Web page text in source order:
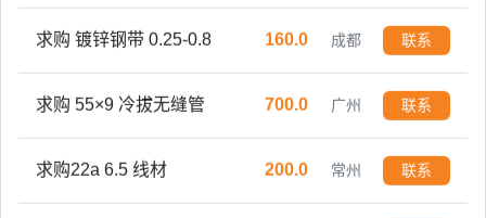
求购 镀锌钢带 0.25-0.8 160.0 成都 联系
求购 55×9 冷拔无缝管 700.0 广州 联系
求购22a 6.5 线材 200.0 常州 联系